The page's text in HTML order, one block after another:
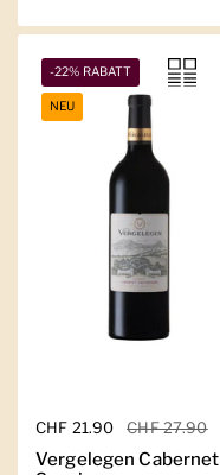
Regulärer Preis
CHF 21.90 Sale-Preis
CHF 27.90
Vergelegen Cabernet
-22% RABATT
NEU